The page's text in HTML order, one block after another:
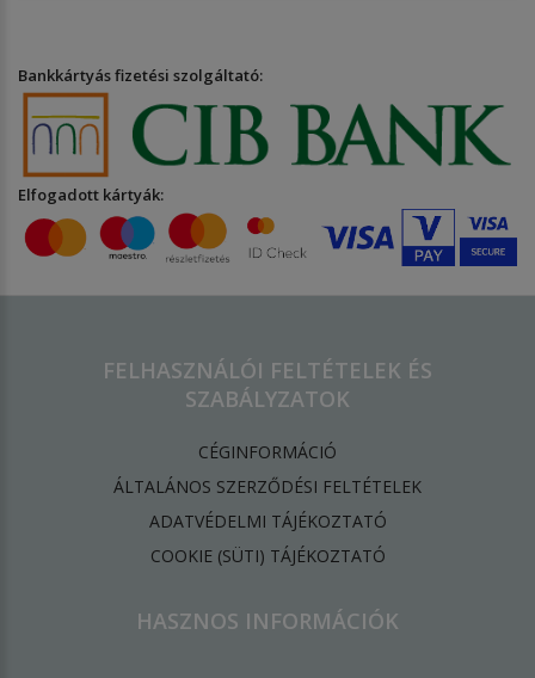
Bankkártyás fizetési szolgáltató:
Elfogadott kártyák:
FELHASZNÁLÓI FELTÉTELEK ÉS
SZABÁLYZATOK
CÉGINFORMÁCIÓ
ÁLTALÁNOS SZERZŐDÉSI FELTÉTELEK
ADATVÉDELMI TÁJÉKOZTATÓ
​COOKIE (SÜTI) TÁJÉKOZTATÓ
HASZNOS INFORMÁCIÓK